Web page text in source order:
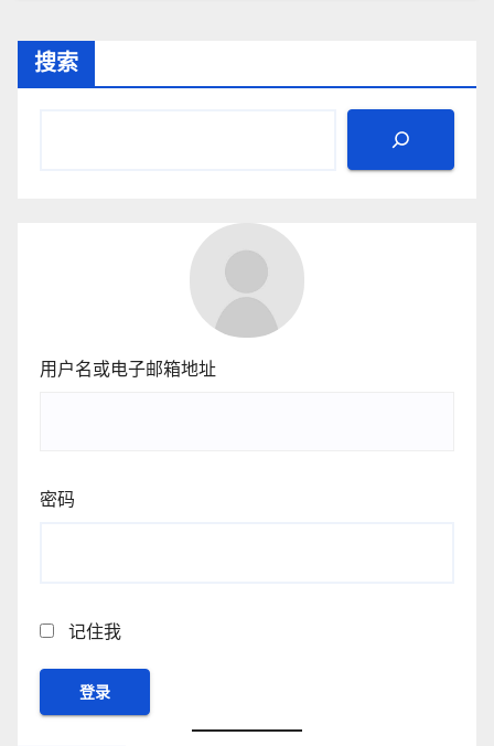
搜索
用户名或电子邮箱地址
密码
记住我